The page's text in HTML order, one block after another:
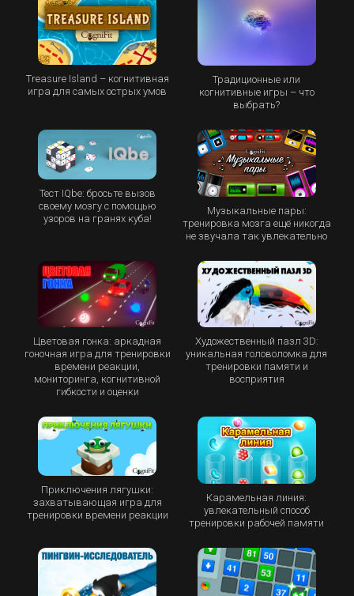
Treasure Island – когнитивная
игра для самых острых умов
Традиционные или
когнитивные игры – что
выбрать?
Тест IQbe: бросьте вызов
своему мозгу с помощью
узоров на гранях куба!
Музыкальные пары:
тренировка мозга ещё никогда
не звучала так увлекательно
Цветовая гонка: аркадная
гоночная игра для тренировки
времени реакции,
мониторинга, когнитивной
гибкости и оценки
Художественный пазл 3D:
уникальная головоломка для
тренировки памяти и
восприятия
Приключения лягушки:
захватывающая игра для
тренировки времени реакции
Карамельная линия:
увлекательный способ
тренировки рабочей памяти